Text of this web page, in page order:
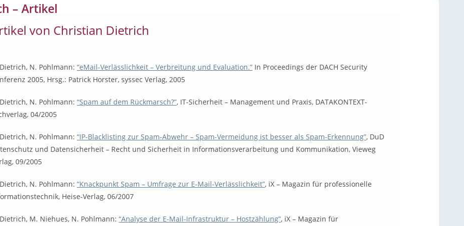
– Artikel
von Christian Dietrich
N. Pohlmann:“eMail-Verlässlichkeit – Verbreitung und Evaluation.” In Proceedings der DACH Security
2005, Hrsg.: Patrick Horster, syssec Verlag, 2005
N. Pohlmann:“Spam auf dem Rückmarsch?”, IT-Sicherheit – Management und Praxis, DATAKONTEXT-
04/2005
N. Pohlmann:“IP-Blacklisting zur Spam-Abwehr – Spam-Vermeidung ist besser als Spam-Erkennung”, DuD
und Datensicherheit – Recht und Sicherheit in Informationsverarbeitung und Kommunikation, Vieweg
09/2005
N. Pohlmann:“Knackpunkt Spam – Umfrage zur E-Mail-Verlässlichkeit”, iX – Magazin für professionelle
Heise-Verlag, 06/2007
M. Niehues, N. Pohlmann:“Analyse der E-Mail-Infrastruktur – Hostzählung”, iX – Magazin für